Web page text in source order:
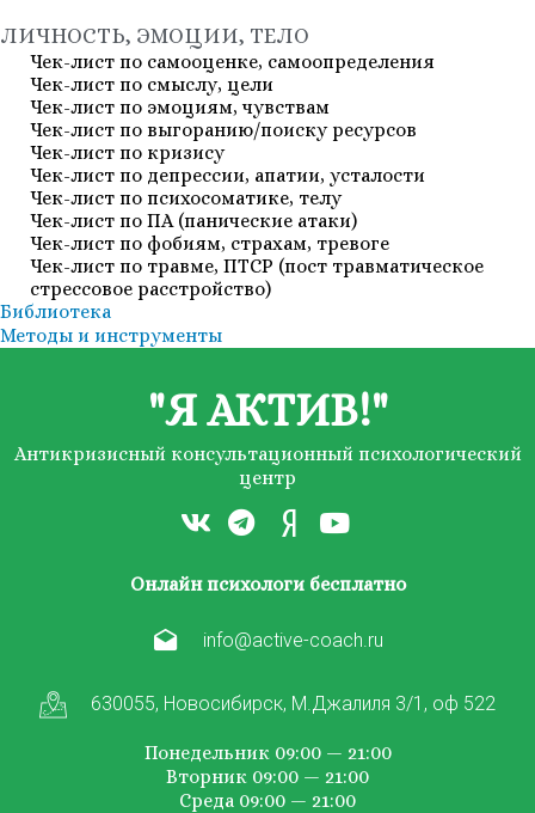
ЛИЧНОСТЬ, ЭМОЦИИ, ТЕЛО
Чек-лист по самооценке, самоопределения
Чек-лист по смыслу, цели
Чек-лист по эмоциям, чувствам
Чек-лист по выгоранию/поиску ресурсов
Чек-лист по кризису
Чек-лист по депрессии, апатии, усталости
Чек-лист по психосоматике, телу
Чек-лист по ПА (панические атаки)
Чек-лист по фобиям, страхам, тревоге
Чек-лист по травме, ПТСР (пост травматическое
стрессовое расстройство)
Библиотека
Методы и инструменты
"Я АКТИВ!"
Антикризисный консультационный психологический
центр
Онлайн психологи бесплатно
info@active-coach.ru
630055, Новосибирск, М.Джалиля 3/1, оф 522
Понедельник 09:00 — 21:00
Вторник 09:00 — 21:00
Среда 09:00 — 21:00